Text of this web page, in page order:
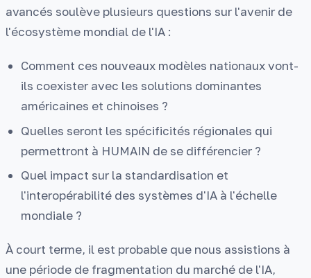
avancés soulève plusieurs questions sur l'avenir de
l'écosystème mondial de l'IA :
Comment ces nouveaux modèles nationaux vont-
ils coexister avec les solutions dominantes
américaines et chinoises ?
Quelles seront les spécificités régionales qui
permettront à HUMAIN de se différencier ?
Quel impact sur la standardisation et
l'interopérabilité des systèmes d'IA à l'échelle
mondiale ?
À court terme, il est probable que nous assistions à
une période de fragmentation du marché de l'IA,